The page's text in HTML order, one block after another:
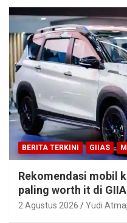
BERITA TERKINI GIIAS
Rekomendasi mobil
paling worth it di
2 Agustus 2026 Yudi